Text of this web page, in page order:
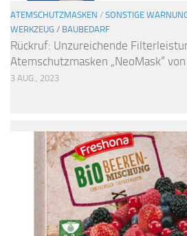
ATEMSCHUTZMASKEN / SONSTIGE
WERKZEUG / BAUBEDARF
Rückruf: Unzureichende
Atemschutzmasken „NeoMask“
3 AUG., 2023